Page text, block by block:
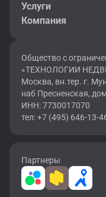
Услуги
Компания
Общество с
«ТЕХНОЛОГИИ
Москва, вн.тер. г.
наб Пресненская,
ИНН: 7730017070
тел: +7 (495) 646-13-
Партнеры